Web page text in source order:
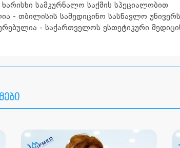
სამკურნალო საქმის სპეციალობით
- თბილისის სამედიცინო სასწავლო
- საქართველოს ესთეტიკური